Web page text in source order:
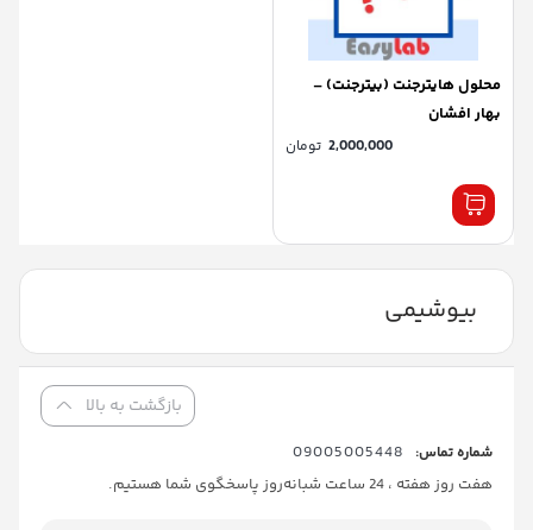
محلول هایترجنت (بیترجنت) –
بهار افشان
2,000,000 تومان
بیوشیمی
بازگشت به بالا
شماره تماس:
09005005448
هفت روز هفته ، 24 ساعت شبانه‌روز پاسخگوی شما هستیم.